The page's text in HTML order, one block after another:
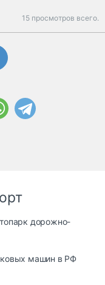
15 просмотров всего.
дорожно-
машин в РФ